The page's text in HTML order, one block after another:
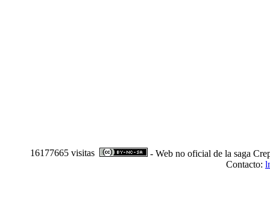
16177665 visitas
- Web no oficial de la saga
Contacto: